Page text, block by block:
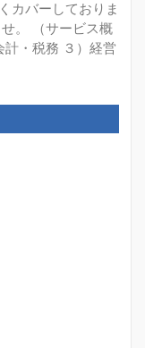
カバーしておりま
。 （サービス概
・税務 ３）経営